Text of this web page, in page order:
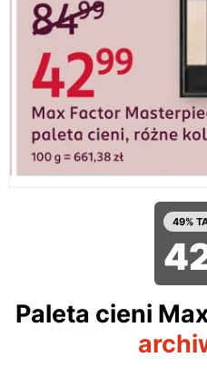
49%
Paleta cieni